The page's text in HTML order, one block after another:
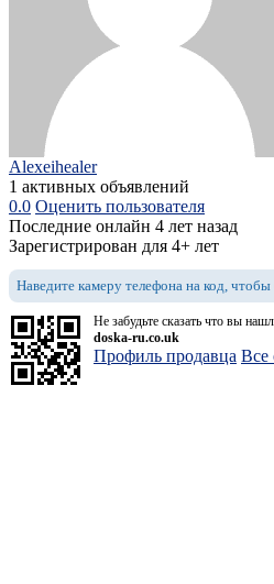
Alexeihealer
1 активных объявлений
0.0 Оценить пользователя
Последние онлайн 4 лет назад
Зарегистрирован для 4+ лет
Наведите камеру телефона на код,
Не забудьте сказать что вы
doska-ru.co.uk
Профиль продавца Все